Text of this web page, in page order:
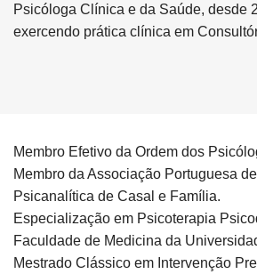
Psicóloga Clínica e da Saúde, desde
exercendo prática clínica em
Membro Efetivo da Ordem dos
Membro da Associação Portuguesa
Psicanalítica de Casal e Família.
Especialização em Psicoterapia
Faculdade de Medicina da
Mestrado Clássico em Intervenção